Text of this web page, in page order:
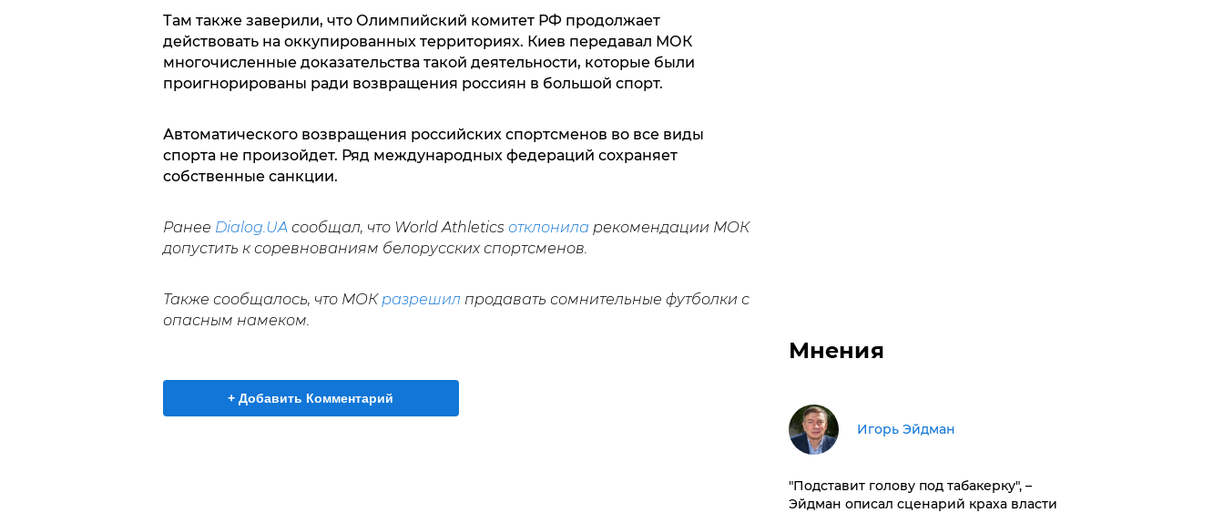
Там также заверили, что Олимпийский комитет РФ продолжает
действовать на оккупированных территориях. Киев передавал МОК
многочисленные доказательства такой деятельности, которые были
проигнорированы ради возвращения россиян в большой спорт.
Автоматического возвращения российских спортсменов во все виды
спорта не произойдет. Ряд международных федераций сохраняет
собственные санкции.
Ранее Dialog.UAсообщал, что World Athletics отклонила рекомендации МОК
допустить к соревнованиям белорусских спортсменов.
Также сообщалось, что МОК разрешил продавать сомнительные футболки с
опасным намеком.
+ Добавить Комментарий
Мнения
Игорь Эйдман
​"Подставит голову под табакерку", –
Эйдман описал сценарий краха власти